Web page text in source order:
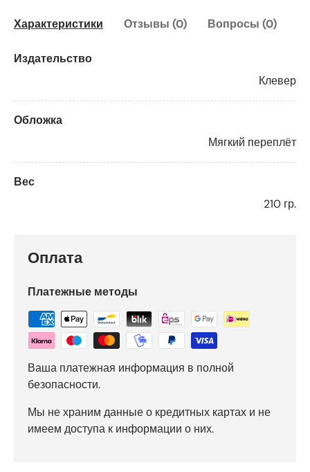
Характеристики Отзывы (0) Вопросы (0)
Издательство
Клевер
Обложка
Мягкий переплёт
Вес
210 гр.
Оплата
Платежные методы
Ваша платежная информация в полной
безопасности.
Мы не храним данные о кредитных картах и не
имеем доступа к информации о них.